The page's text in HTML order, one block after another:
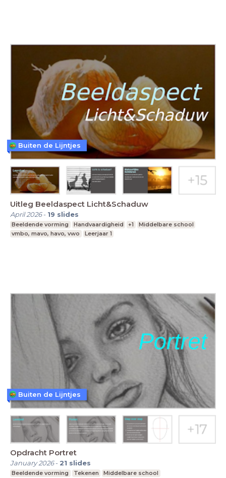
Uitleg Beeldaspect Licht&Schaduw
April 2026- 19 slides
Beeldende vorming Handvaardigheid +1
Middelbare school
vmbo, mavo, havo, vwo
Leerjaar 1
Buiten de Lijntjes
Opdracht Portret
January 2026- 21 slides
Beeldende vorming Tekenen
Middelbare school
Buiten de Lijntjes